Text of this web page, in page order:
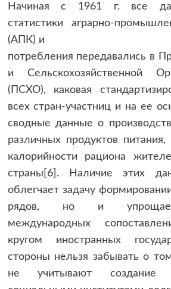
Начиная с 1961 г. все
статистики аграрно-
(АПК) и
потребления передавались в
и Сельскохозяйственной
(ПСХО), каковая
всех стран-участниц и на ее
сводные данные о
различных продуктов
калорийности рациона
страны[6]. Наличие этих
облегчает задачу
рядов, но и упрощает
международных
кругом иностранных
стороны нельзя забывать о
не учитывают создание